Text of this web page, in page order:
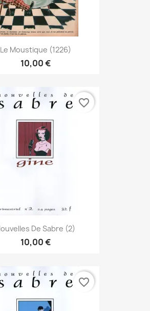
Le Moustique (1226)
10,00 €
De Sabre (2)
10,00 €
favorite_border
favorite_border